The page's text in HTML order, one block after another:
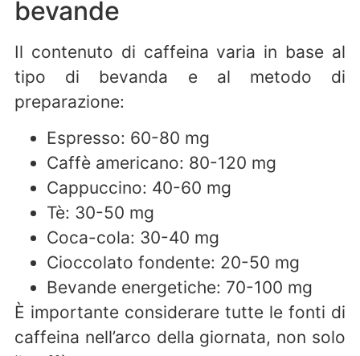
bevande
Il contenuto di caffeina varia in base al
tipo di bevanda e al metodo di
preparazione:
Espresso: 60-80 mg
Caffè americano: 80-120 mg
Cappuccino: 40-60 mg
Tè: 30-50 mg
Coca-cola: 30-40 mg
Cioccolato fondente: 20-50 mg
Bevande energetiche: 70-100 mg
È importante considerare tutte le fonti di
caffeina nell’arco della giornata, non solo